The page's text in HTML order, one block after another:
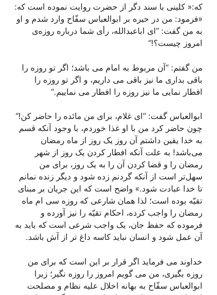
که:« کلینی با سند دگر از حضرت روایت نموده است که:
«فرمود: من در حیره بر ابوالعباس سفّاح وارد شدم و او
به من گفت: ”ای اباعبدالله، رأی شما درباره روزه‌ی
امروز چیست؟!“
من گفتم: ”آن مربوط به امام می باشد؛ اگر تو روزه را
باقی بداری ما نیز باقی می داریم، و اگر تو روزه را
افطار نمایی ما نیز روزه را افطار می نماییم.“
ابوالعباس گفت: ”ای غلام، برای من مائده را حاضر کن!“
چون حاضر کرد من با او غذا خوردم، با وجود آنکه قسم
به خدا یقین داشتم آن روز یک روز از ماه رمضان
می‌باشد! به علت آنکه افطار کردن یک روز از شهر
رمضان را و قضا کردن آن را به یک روز، برای من
سهل‌تر است از آنکه گردنم زده شود و دیگر زنده نمانم
تا خدا عبادت شود.» واضح است که این جریان بر مبنای
تقیّه بوده است؛ لذا همان شارعی که روزه سی ام ماه
رمضان را واجب کرده، احکام تقیّه را نیز آورده و
فرموده که حفظ جان، یک واجب شرعی است که باید به
آن عمل شود و انسان نباید کاسه داغ تر از آش باشد.
خداوند می فرماید اگر قرار بر این است که برای من
روزه بگیری، من می گویم امروز را روزه نگیر؛ زیرا
ابوالعباس سفّاح به بهانه اخلال علیه نظام و مصلحت